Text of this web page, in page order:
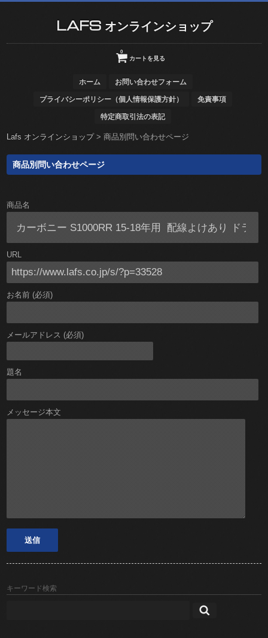
LAFS オンラインショップ
カートを見る
0
ホーム お問い合わせフォーム
プライバシーポリシー（個人情報保護方針） 免責事項
特定商取引法の表記
Lafs オンラインショップ>商品別問い合わせページ
商品別問い合わせページ
商品名
URL
お名前 (必須)
メールアドレス (必須)
題名
メッセージ本文
キーワード検索